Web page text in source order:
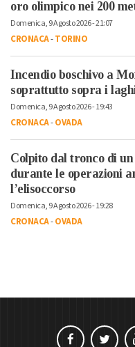
oro olimpico nei 200
Domenica, 9 Agosto 2026 - 21:07
CRONACA-TORINO
Incendio boschivo a
soprattutto sopra i
Domenica, 9 Agosto 2026 - 19:43
CRONACA-OVADA
Colpito dal tronco di
durante le operazioni
l’elisoccorso
Domenica, 9 Agosto 2026 - 19:28
CRONACA-OVADA